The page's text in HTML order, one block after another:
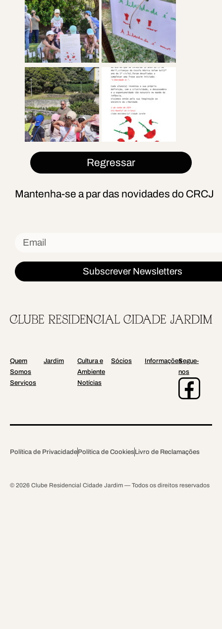
Regressar
Mantenha-se a par das novidades do CRCJ
Subscrever Newsletters
Quem
Somos
Serviços
Jardim
Cultura e
Ambiente
Notícias
Sócios InformaçõesSegue-
nos
Política de PrivacidadePolítica de CookiesLivro de Reclamações
© 2026 Clube Residencial Cidade Jardim — Todos os direitos reservados